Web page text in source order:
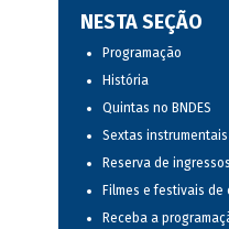
NESTA SEÇÃO
Programação
História
Quintas no BNDES
Sextas instrumentais
Reserva de ingressos
Filmes e festivais de
Receba a